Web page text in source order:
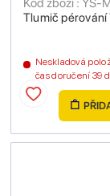
Tlumič
Neskladová
čas doručení 39